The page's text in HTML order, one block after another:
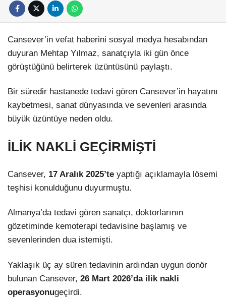
Cansever’in vefat haberini sosyal medya hesabından
duyuran Mehtap Yılmaz, sanatçıyla iki gün önce
görüştüğünü belirterek üzüntüsünü paylaştı.
Bir süredir hastanede tedavi gören Cansever’in hayatını
kaybetmesi, sanat dünyasında ve sevenleri arasında
büyük üzüntüye neden oldu.
İLİK NAKLİ GEÇİRMİŞTİ
Cansever, 17 Aralık 2025’te yaptığı açıklamayla lösemi
teşhisi konulduğunu duyurmuştu.
Almanya’da tedavi gören sanatçı, doktorlarının
gözetiminde kemoterapi tedavisine başlamış ve
sevenlerinden dua istemişti.
Yaklaşık üç ay süren tedavinin ardından uygun donör
bulunan Cansever, 26 Mart 2026’da ilik nakli
operasyonugeçirdi.